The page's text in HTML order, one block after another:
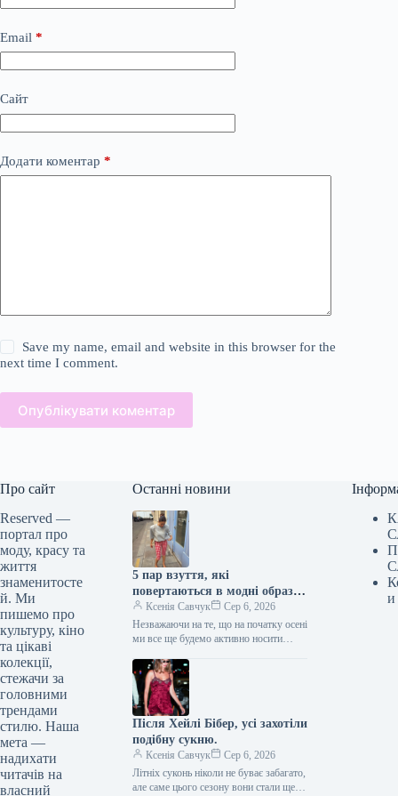
Email *
Сайт
Додати коментар *
Save my name, email and website in this browser for the
next time I comment.
Опублікувати коментар
Про сайт
Reserved —
портал про
моду, красу та
життя
знаменитосте
й. Ми
пишемо про
культуру, кіно
та цікаві
колекції,
стежачи за
головними
трендами
стилю. Наша
мета —
надихати
читачів на
власний
Останні новини
5 пар взуття, які
повертаються в модні образи
з приходом осені
Ксенія Савчук
Сер 6, 2026
Незважаючи на те, що на початку осені
ми все ще будемо активно носити
матимемо…
Після Хейлі Бібер, усі захотіли
подібну сукню.
Ксенія Савчук
Сер 6, 2026
Літніх суконь ніколи не буває забагато,
але саме цього сезону вони стали ще
и